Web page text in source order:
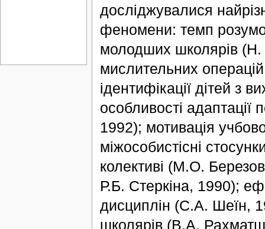
досліджувалися
феномени: темп
молодших школярів (Н.
мислительних
ідентифікації дітей з
особливості
1992); мотивація
міжособистісні
колективі (М.О.
Р.Б. Стеркіна, 1990);
дисциплін (С.А. Шеїн,
школярів (В.А.